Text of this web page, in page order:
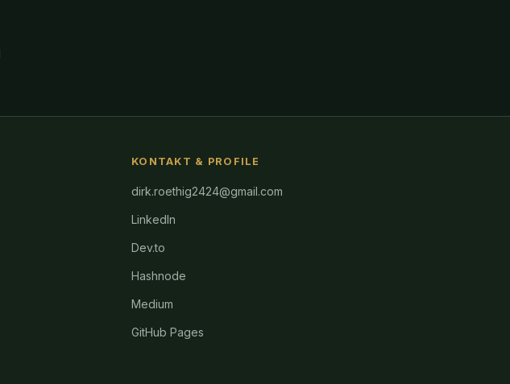
KONTAKT & PROFILE
dirk.roethig2424@gmail.com
LinkedIn
Dev.to
Hashnode
Medium
GitHub Pages